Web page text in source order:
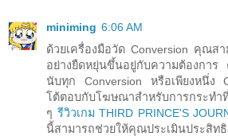
miniming 6:06 AM
ด้วยเครื่องมือวัด Conversion คุณส
อย่างยืดหยุ่นขึ้นอยู่กับความต้องการ
นับทุก Conversion หรือเพียงหนึ่ง
โต้ตอบกับโฆษณาสำหรับการกระทำ
ๆ รีวิวเกม THIRD PRINCE'S
นี้สามารถช่วยให้คุณประเมินประสิท